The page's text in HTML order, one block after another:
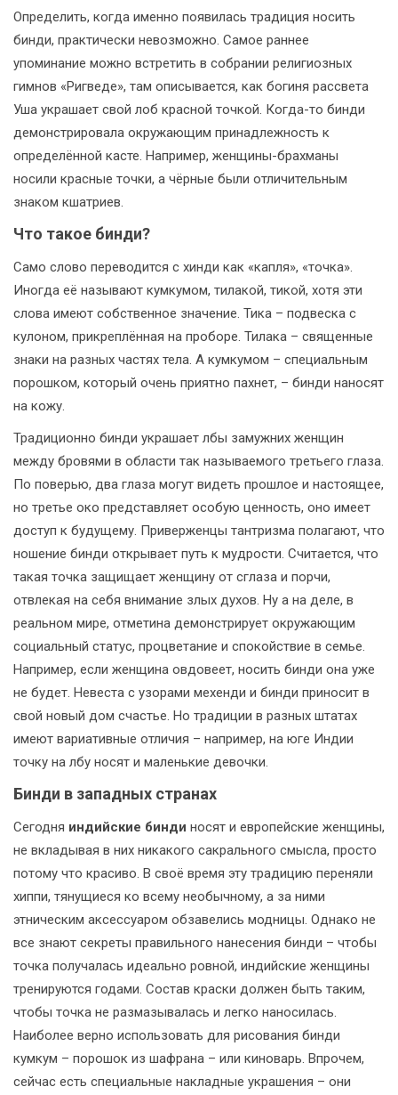
Определить, когда именно появилась традиция носить
бинди, практически невозможно. Самое раннее
упоминание можно встретить в собрании религиозных
гимнов «Ригведе», там описывается, как богиня рассвета
Уша украшает свой лоб красной точкой. Когда-то бинди
демонстрировала окружающим принадлежность к
определённой касте. Например, женщины-брахманы
носили красные точки, а чёрные были отличительным
знаком кшатриев.
Что такое бинди?
Само слово переводится с хинди как «капля», «точка».
Иногда её называют кумкумом, тилакой, тикой, хотя эти
слова имеют собственное значение. Тика – подвеска с
кулоном, прикреплённая на проборе. Тилака – священные
знаки на разных частях тела. А кумкумом – специальным
порошком, который очень приятно пахнет, – бинди наносят
на кожу.
Традиционно бинди украшает лбы замужних женщин
между бровями в области так называемого третьего глаза.
По поверью, два глаза могут видеть прошлое и настоящее,
но третье око представляет особую ценность, оно имеет
доступ к будущему. Приверженцы тантризма полагают, что
ношение бинди открывает путь к мудрости. Считается, что
такая точка защищает женщину от сглаза и порчи,
отвлекая на себя внимание злых духов. Ну а на деле, в
реальном мире, отметина демонстрирует окружающим
социальный статус, процветание и спокойствие в семье.
Например, если женщина овдовеет, носить бинди она уже
не будет. Невеста с узорами мехенди и бинди приносит в
свой новый дом счастье. Но традиции в разных штатах
имеют вариативные отличия – например, на юге Индии
точку на лбу носят и маленькие девочки.
Бинди в западных странах
Сегодня индийские бинди носят и европейские женщины,
не вкладывая в них никакого сакрального смысла, просто
потому что красиво. В своё время эту традицию переняли
хиппи, тянущиеся ко всему необычному, а за ними
этническим аксессуаром обзавелись модницы. Однако не
все знают секреты правильного нанесения бинди – чтобы
точка получалась идеально ровной, индийские женщины
тренируются годами. Состав краски должен быть таким,
чтобы точка не размазывалась и легко наносилась.
Наиболее верно использовать для рисования бинди
кумкум – порошок из шафрана – или киноварь. Впрочем,
сейчас есть специальные накладные украшения – они